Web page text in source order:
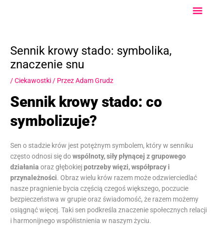
Sennik krowy stado: symbolika,
znaczenie snu
/Ciekawostki / PrzezAdam Grudz
Sennik krowy stado: co
symbolizuje?
Sen o stadzie krów jest potężnym symbolem, który w senniku
często odnosi się dowspólnoty, siły płynącej z grupowego
działania oraz głębokiejpotrzeby więzi, współpracy i
przynależności. Obraz wielu krów razem może odzwierciedlać
nasze pragnienie bycia częścią czegoś większego, poczucie
bezpieczeństwa w grupie oraz świadomość, że razem możemy
osiągnąć więcej. Taki sen podkreśla znaczenie społecznych relacji
i harmonijnego współistnienia w naszym życiu.